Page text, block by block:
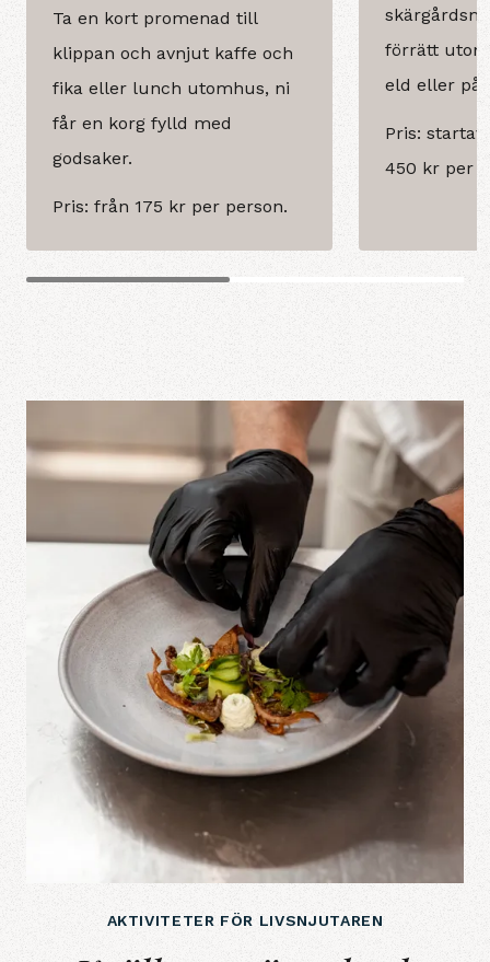
Ta en kort promenad till
klippan och avnjut kaffe och
fika eller lunch utomhus, ni
får en korg fylld med
godsaker.
Pris: från 175 kr per person.
förrätt
eld eller på
Pris:
450 kr per
AKTIVITETER FÖR LIVSNJUTAREN